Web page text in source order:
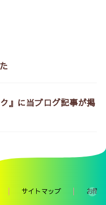
』に当ブログ記事が掲
サイトマップ お問